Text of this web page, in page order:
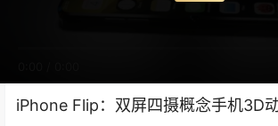
iPhone Flip：双屏四摄概念手机3D